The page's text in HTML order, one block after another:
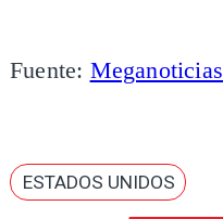
Fuente: Meganoticias
ESTADOS UNIDOS